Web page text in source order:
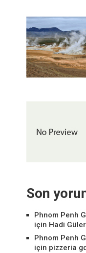
Son
Phnom Penh
için Hadi Güler
Phnom Penh
için pizzeria